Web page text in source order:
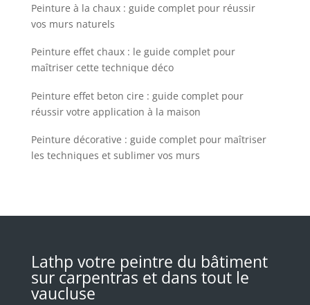
Peinture à la chaux : guide complet pour réussir
vos murs naturels
Peinture effet chaux : le guide complet pour
maîtriser cette technique déco
Peinture effet beton cire : guide complet pour
réussir votre application à la maison
Peinture décorative : guide complet pour maîtriser
les techniques et sublimer vos murs
Lathp votre peintre du bâtiment
sur carpentras et dans tout le
vaucluse